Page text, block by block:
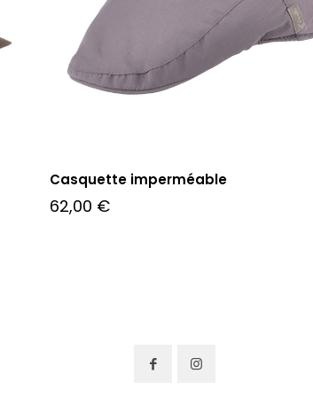
Casquette imperméable
62,00 €